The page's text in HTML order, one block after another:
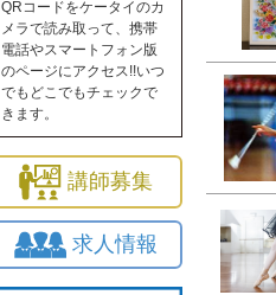
QRコードをケータイのカ
メラで読み取って、携帯
電話やスマートフォン版
のページにアクセス!!いつ
でもどこでもチェックで
きます。
講師募集
求人情報